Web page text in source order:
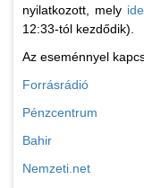
nyilatkozott, mely
12:33-tól kezdődik).
Az eseménnyel
Forrásrádió
Pénzcentrum
Bahir
Nemzeti.net